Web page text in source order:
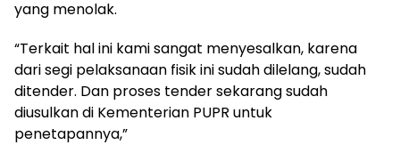
yang menolak.
“Terkait hal ini kami sangat menyesalkan, karena
dari segi pelaksanaan fisik ini sudah dilelang, sudah
ditender. Dan proses tender sekarang sudah
diusulkan di Kementerian PUPR untuk
penetapannya,”